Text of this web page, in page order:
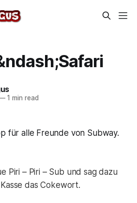
1 min read
für alle Freunde von Subway.
Piri – Piri – Sub und sag dazu
das Cokewort.